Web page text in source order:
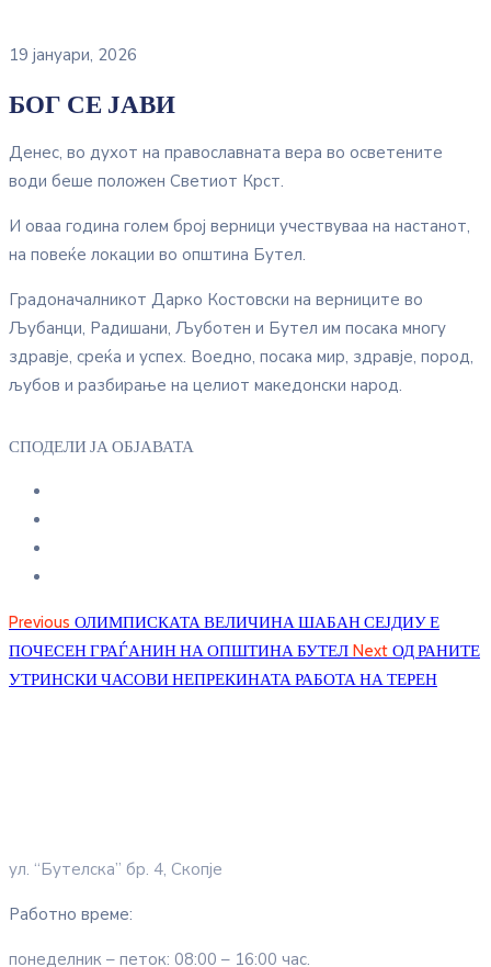
19 јануари, 2026
БОГ СЕ ЈАВИ
Денес, во духот на православната вера во осветените
води беше положен Светиот Крст.
И оваа година голем број верници учествуваа на настанот,
на повеќе локации во општина Бутел.
Градоначалникот Дарко Костовски на верниците во
Љубанци, Радишани, Љуботен и Бутел им посака многу
здравје, среќа и успех. Воедно, посака мир, здравје, пород,
љубов и разбирање на целиот македонски народ.
СПОДЕЛИ ЈА ОБЈАВАТА
Previous ОЛИМПИСКАТА ВЕЛИЧИНА ШАБАН СЕЈДИУ Е
ПОЧЕСЕН ГРАЃАНИН НА ОПШТИНА БУТЕЛ Next ОД РАНИТЕ
УТРИНСКИ ЧАСОВИ НЕПРЕКИНАТА РАБОТА НА ТЕРЕН
ул. “Бутелска” бр. 4, Скопје
Работно време:
понеделник – петок: 08:00 – 16:00 час.